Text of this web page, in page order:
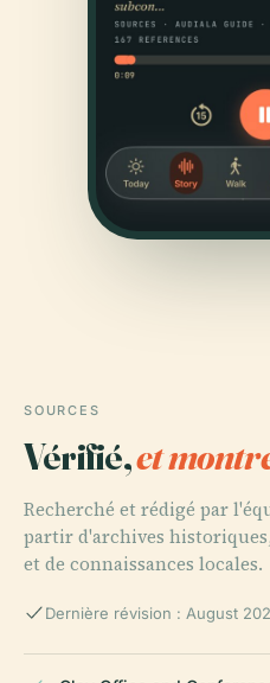
SOURCES
Vérifié,et
Recherché et rédigé par
partir d'archives
et de connaissances locales.
Dernière révision : August